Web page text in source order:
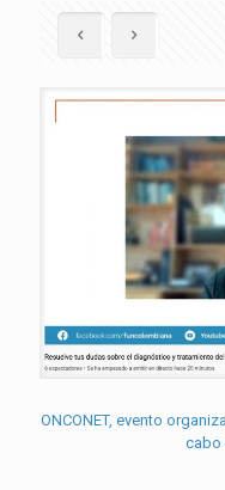
ONCONET, evento
cabo